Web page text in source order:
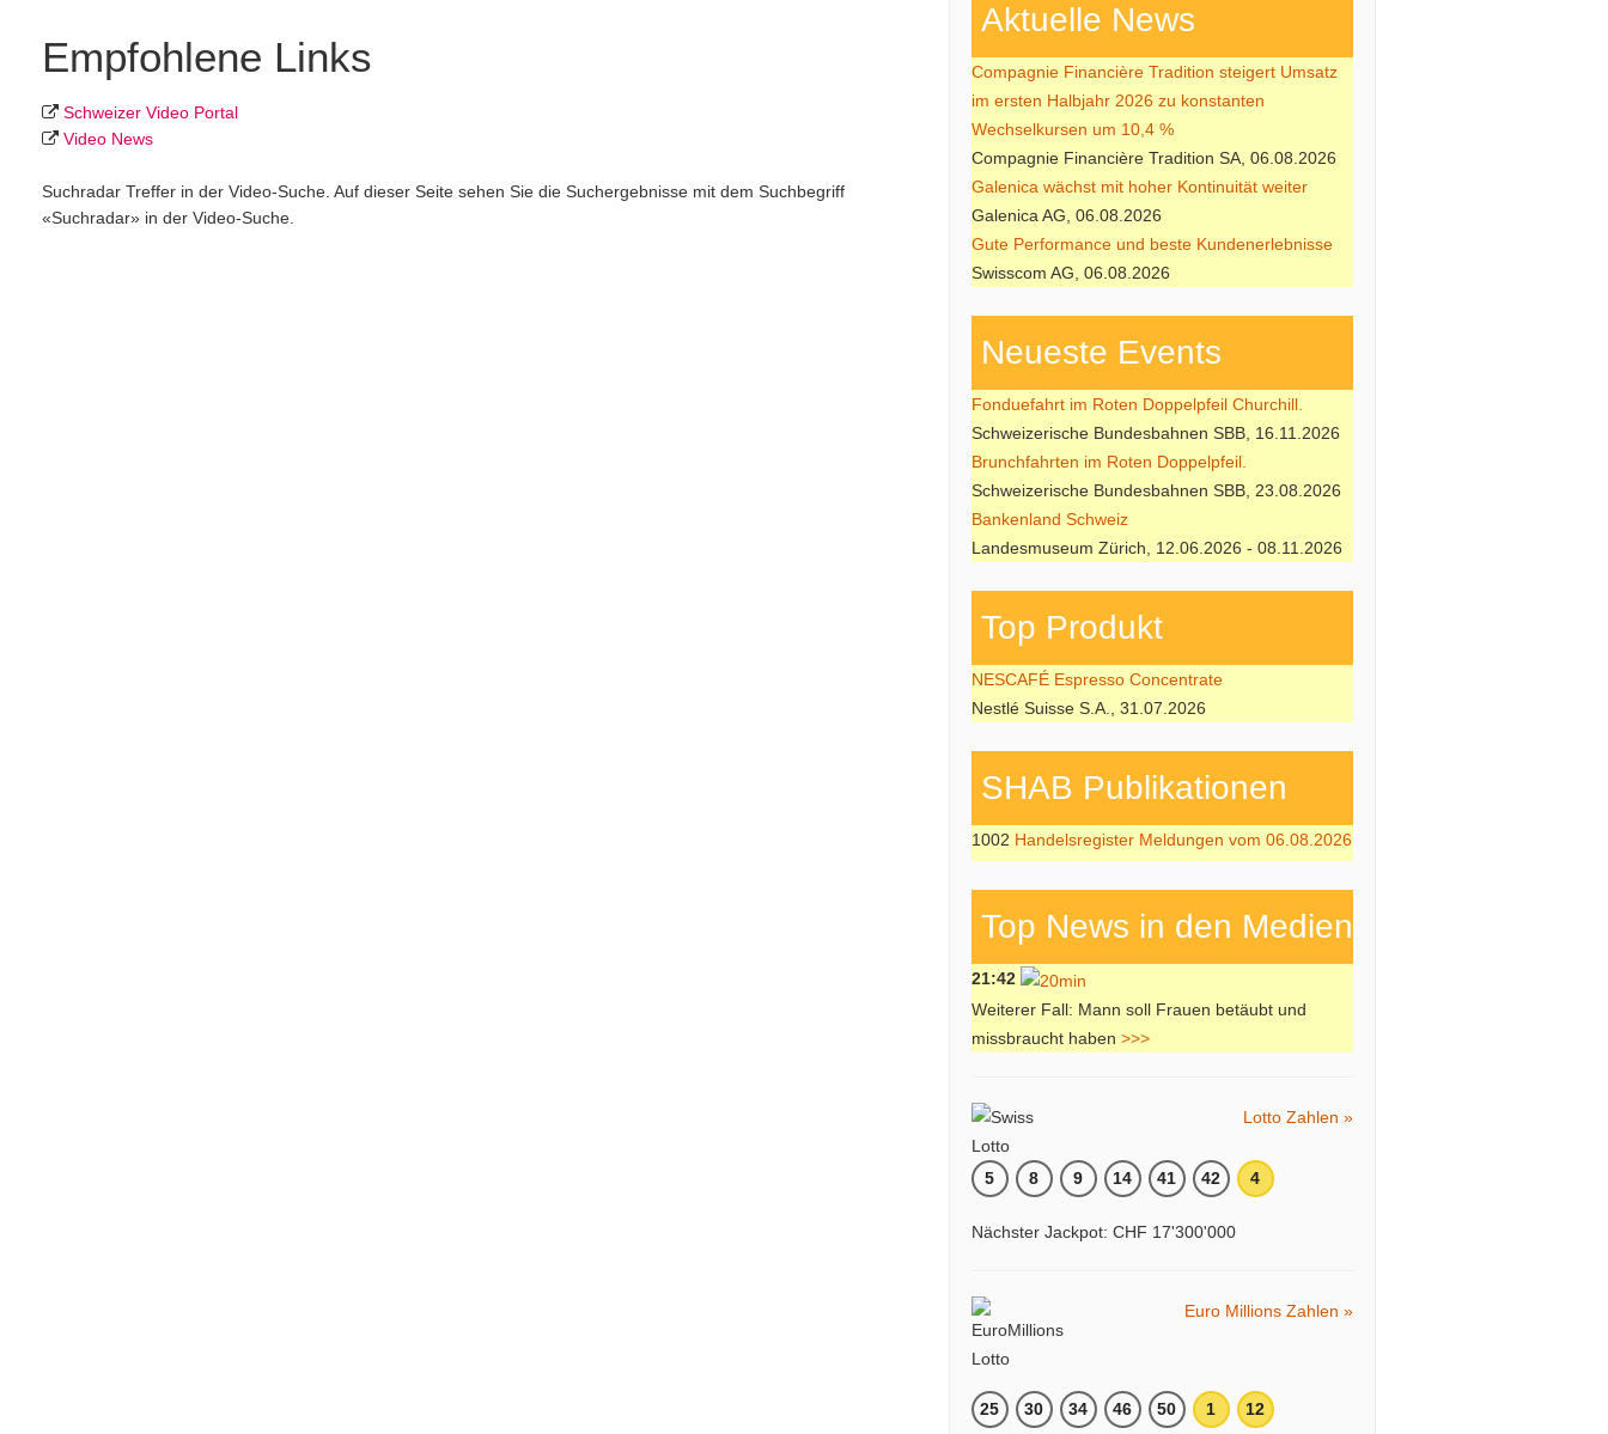
Empfohlene Links
Schweizer Video Portal
Video News
Suchradar Treffer in der Video-Suche. Auf dieser Seite sehen Sie die Suchergebnisse mit dem Suchbegriff
«Suchradar» in der Video-Suche.
Aktuelle News
Compagnie Financière Tradition steigert Umsatz
im ersten Halbjahr 2026 zu konstanten
Wechselkursen um 10,4 %
Compagnie Financière Tradition SA, 06.08.2026
Galenica wächst mit hoher Kontinuität weiter
Galenica AG, 06.08.2026
Gute Performance und beste Kundenerlebnisse
Swisscom AG, 06.08.2026
Neueste Events
Fonduefahrt im Roten Doppelpfeil Churchill.
Schweizerische Bundesbahnen SBB, 16.11.2026
Brunchfahrten im Roten Doppelpfeil.
Schweizerische Bundesbahnen SBB, 23.08.2026
Bankenland Schweiz
Landesmuseum Zürich, 12.06.2026 - 08.11.2026
Top Produkt
NESCAFÉ Espresso Concentrate
Nestlé Suisse S.A., 31.07.2026
SHAB Publi­kati­onen
1002 Handelsregister Meldungen vom 06.08.2026
Top News in den Medien
21:42
Weiterer Fall: Mann soll Frauen betäubt und
missbraucht haben >>>
Lotto Zahlen »
5 8 9 14 41 42 4
Nächster Jackpot: CHF 17'300'000
Euro Millions Zahlen »
25 30 34 46 50 1 12